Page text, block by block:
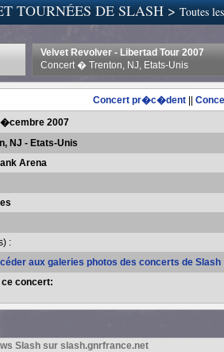
TOURNÉES DE SLASH >Toutes
Velvet Revolver - Libertad Tour 2007
Concert � Trenton, NJ, Etats-Unis
Concert pr�c�dent
2007
NJ - Etats-Unis
Arena
:
aux galeries photos des concerts de Slash
concert:
Slash sur slash.gnrfrance.net